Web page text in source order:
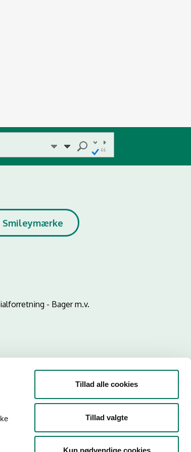
Tillad alle cookies
Tillad valgte
Kun nødvendige cookies
Smileymærke
- Bager m.v.